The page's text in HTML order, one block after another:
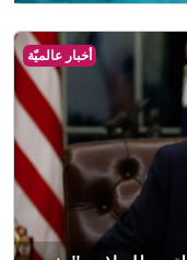
أخبار عالميّة